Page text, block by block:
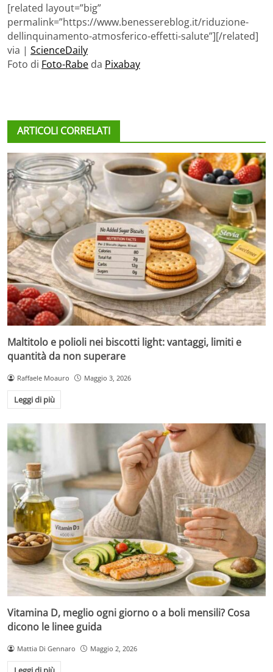
[related layout=”big”
permalink=”https://www.benessereblog.it/riduzione-
dellinquinamento-atmosferico-effetti-salute”][/related]
via | ScienceDaily
Foto di Foto-Rabe da Pixabay
ARTICOLI CORRELATI
Maltitolo e polioli nei biscotti light: vantaggi, limiti e
quantità da non superare
Raffaele Moauro Maggio 3, 2026
Leggi di più
Vitamina D, meglio ogni giorno o a boli mensili? Cosa
dicono le linee guida
Mattia Di Gennaro Maggio 2, 2026